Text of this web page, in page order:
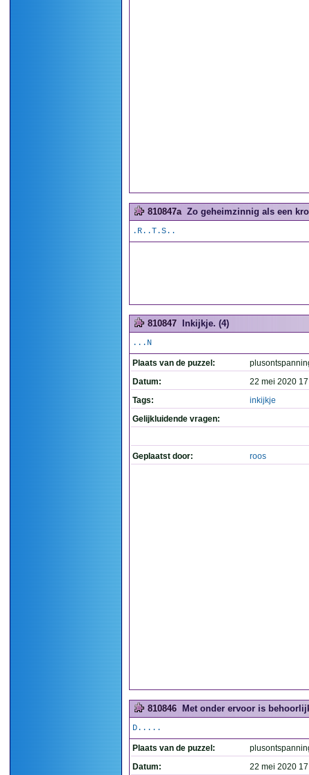
810847a Zo geheimzinnig als een
.R..T.S..
810847 Inkijkje. (4)
...N
Plaats van de puzzel:
Datum:
22 mei 2020
Tags:
inkijkje
Gelijkluidende vragen:
Geplaatst door: roos
810846 Met onder ervoor is
D.....
Plaats van de puzzel:
Datum:
22 mei 2020